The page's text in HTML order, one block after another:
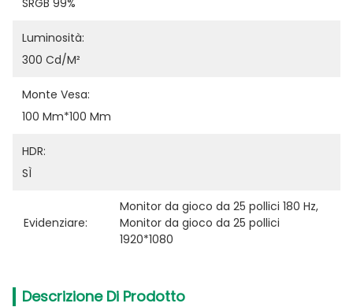
SRGB 99%
Luminosità:
300 Cd/m²
Monte Vesa:
100 Mm*100 Mm
HDR:
SÌ
Evidenziare:
Monitor da gioco da 25 pollici 180 Hz,
Monitor da gioco da 25 pollici
1920*1080
Descrizione Di Prodotto